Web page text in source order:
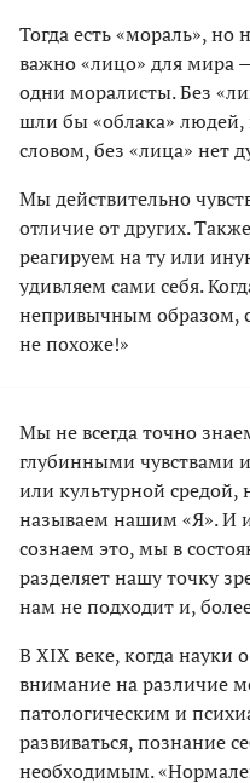
Тогда есть «мораль»,
важно «лицо» для мира
одни моралисты. Без
шли бы «облака» людей,
словом, без «лица» нет
Мы действительно
отличие от других.
реагируем на ту или
удивляем сами себя.
непривычным образом,
не похоже!»
Мы не всегда точно
глубинными чувствами
или культурной средой,
называем нашим «Я». И
сознаем это, мы в
разделяет нашу точку
нам не подходит и,
В XIX веке, когда науки
внимание на различие
патологическим и
развиваться, познание
необходимым.